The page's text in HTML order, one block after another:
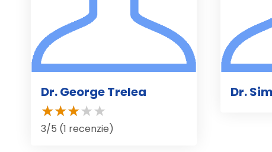
Dr. George Trelea
3/5 (1 recenzie)
Dr.